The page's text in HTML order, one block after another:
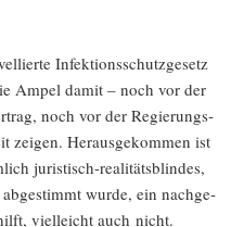
Infek­ti­ons­schutz­ge­setz
Ampel damit – noch vor der
noch vor der Regie­rungs­
zei­gen. Her­aus­ge­kom­men ist
juris­tisch-rea­li­täts­blin­des,
wur­de, ein nach­ge­
viel­leicht auch nicht.